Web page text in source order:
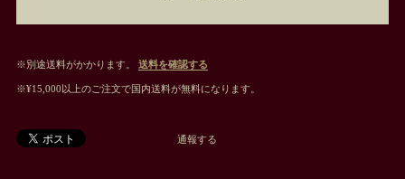
※別途送料がかかります。 送料を確認する
※¥15,000以上のご注文で国内送料が無料になります。
通報する